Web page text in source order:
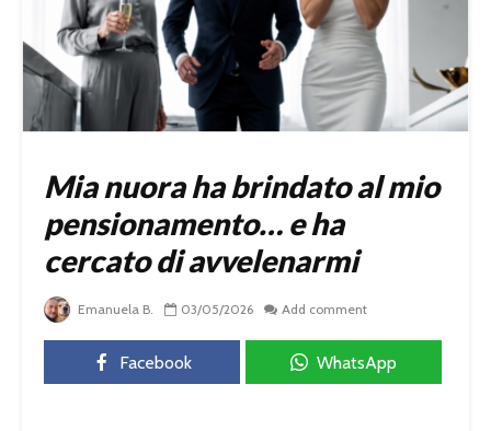
Mia nuora ha brindato al mio
pensionamento… e ha
cercato di avvelenarmi
Emanuela B. 03/05/2026 Add comment
Facebook WhatsApp